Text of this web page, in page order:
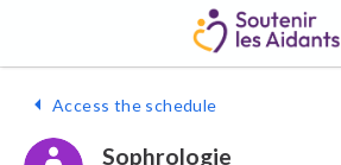
Access the schedule
Sophrologie